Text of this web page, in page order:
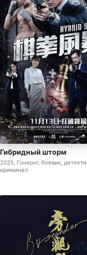
Гибридный шторм
2025, Гонконг, боевик,
криминал